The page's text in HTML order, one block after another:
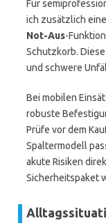
Für
ich zusätzlich eine
Not-Aus-
Schutzkorb.
und schwere
Bei mobilen
robuste
Prüfe vor dem
Spaltermodell
akute Risiken
Sicherheitspaket